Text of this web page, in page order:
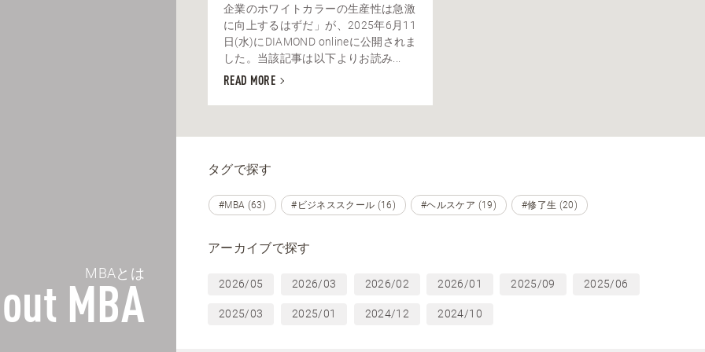
MBAとは
MBA
企業のホワイトカラーの生産性は急激
に向上するはずだ」が、2025年6月11
日(水)にDIAMOND onlineに公開されま
した。当該記事は以下よりお読み...
READ MORE
タグで探す
#MBA (63) #ビジネススクール (16) #ヘルスケア (19) #修了生 (20)
アーカイブで探す
2026/05 2026/03 2026/02 2026/01 2025/09 2025/06
2025/03 2025/01 2024/12 2024/10